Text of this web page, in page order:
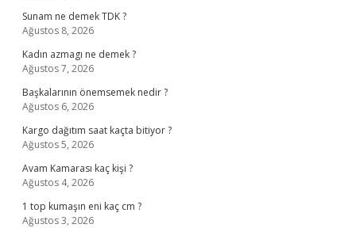
Sunam ne demek TDK ?
Ağustos 8, 2026
Kadın azmagı ne demek ?
Ağustos 7, 2026
Başkalarının önemsemek nedir ?
Ağustos 6, 2026
Kargo dağıtım saat kaçta bitiyor ?
Ağustos 5, 2026
Avam Kamarası kaç kişi ?
Ağustos 4, 2026
1 top kumaşın eni kaç cm ?
Ağustos 3, 2026